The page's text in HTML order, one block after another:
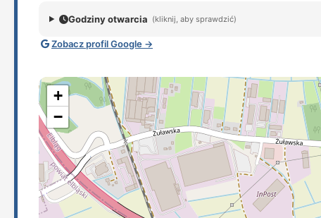
Godziny otwarcia (kliknij, aby sprawdzić)
Zobacz profil Google →
+
−